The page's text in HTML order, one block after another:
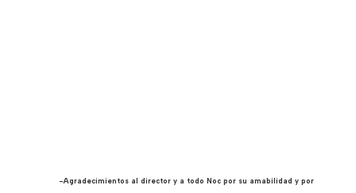
-Agradecimientos al director y a todo Noc por su amabilidad y por